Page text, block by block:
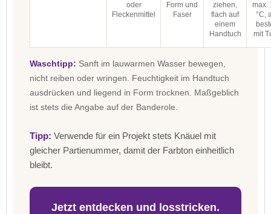
oder
Fleckenmittel
Form und
Faser
ziehen,
flach auf
einem
Handtuch
max.
°C,
mit
Waschtipp: Sanft im lauwarmen Wasser bewegen,
nicht reiben oder wringen. Feuchtigkeit im Handtuch
ausdrücken und liegend in Form trocknen. Maßgeblich
ist stets die Angabe auf der Banderole.
Tipp: Verwende für ein Projekt stets Knäuel mit
gleicher Partienummer, damit der Farbton einheitlich
bleibt.
Jetzt entdecken und losstricken.